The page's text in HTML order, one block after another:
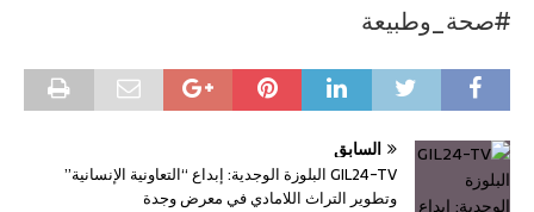
#صحة_وطبيعة
السابق
GIL24-TV البلوزة الوجدية: إبداع “التعاونية الإنسانية”
وتطوير التراث اللامادي في معرض وجدة